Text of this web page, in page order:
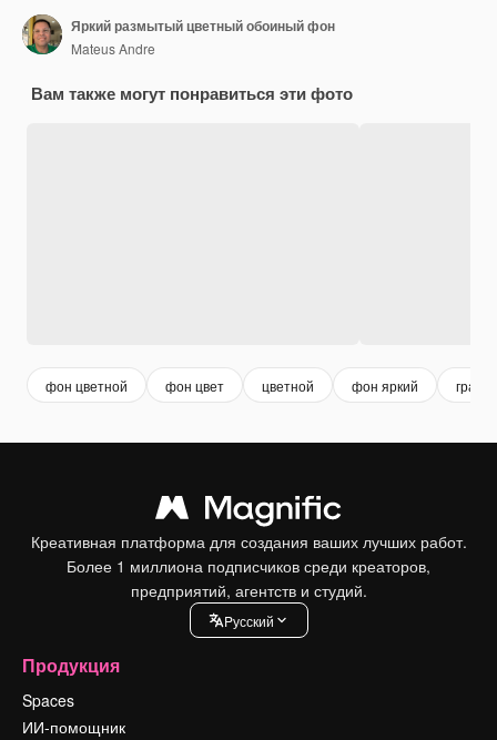
Яркий размытый цветный обоиный фон
Mateus Andre
Вам также могут понравиться эти фото
фон цветной фон цвет цветной фон яркий
Креативная платформа для создания ваших лучших работ.
Более 1 миллиона подписчиков среди креаторов,
предприятий, агентств и студий.
Pусский
Продукция
Spaces
ИИ-помощник